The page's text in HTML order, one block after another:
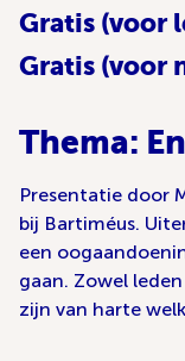
Gratis (voor
Gratis (voor
Thema:
Presentatie door
bij Bartiméus.
een
gaan. Zowel
zijn van harte